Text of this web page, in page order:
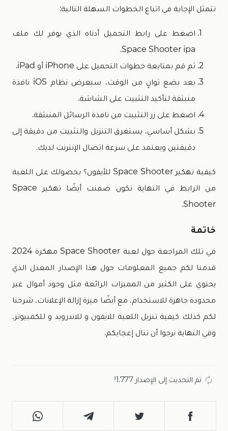
تتمثل الإجابة في اتباع الخطوات السهلة التالية:
اضغط على رابط التحميل أدناه الذي يوفر لك ملف
Space Shooter ipa.
ثم قم بمتابعة خطوات التحميل على iPhone أو iPad.
بعد بضع ثوانٍ من الوقت، سيعرض نظام iOS نافذة
منبثقة لتأكيد التثبيت على الشاشة.
اضغط على زر التثبيت من نافذة الرسائل المنبثقة.
بشكل أساسي، يستغرق التنزيل والتثبيت من دقيقة إلى
دقيقتين ويعتمد على سرعة اتصال الإنترنت لديك.
كيفية تهكير Space Shooter للأيفون؟ بحصولك على اللعبة
من الرابط في النهاية تكون ضمنت أيضًا تهكير Space
Shooter.
خاتمة
في تلك المراجعة حول لعبة Space Shooter مهكرة 2024
قدمنا لكم جميع المعلومات حول هذا الإصدار المعدل الذي
يحتوي على الكثير من المميزات الرائعة مثل وجود أموال غير
محدودة جاهزة للاستخدام، مع أيضًا ميزة إزالة الإعلانات، شرحنا
لكم كذلك كيفية تنزيل اللعبة للايفون و للاندرويد و للكمبيوتر،
وفي النهاية نرجوا أن تنال إعجابكم.
تم التحديث إلى الإصدار 1.777!